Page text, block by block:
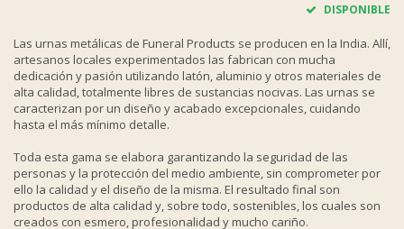
DISPONIBLE
Las urnas metálicas de Funeral Products se producen en la India. Allí,
artesanos locales experimentados las fabrican con mucha
dedicación y pasión utilizando latón, aluminio y otros materiales de
alta calidad, totalmente libres de sustancias nocivas. Las urnas se
caracterizan por un diseño y acabado excepcionales, cuidando
hasta el más mínimo detalle.
Toda esta gama se elabora garantizando la seguridad de las
personas y la protección del medio ambiente, sin comprometer por
ello la calidad y el diseño de la misma. El resultado final son
productos de alta calidad y, sobre todo, sostenibles, los cuales son
creados con esmero, profesionalidad y mucho cariño.